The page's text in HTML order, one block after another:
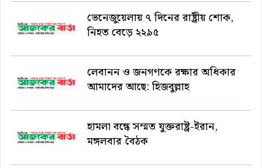
ভেনেজুয়েলায় ৭ দিনের রাষ্ট্রীয় শোক,
নিহত বেড়ে ২২৯৫
লেবানন ও জনগণকে রক্ষার অধিকার
আমাদের আছে: হিজবুল্লাহ
হামলা বন্ধে সম্মত যুক্তরাষ্ট্র-ইরান,
মঙ্গলবার বৈঠক